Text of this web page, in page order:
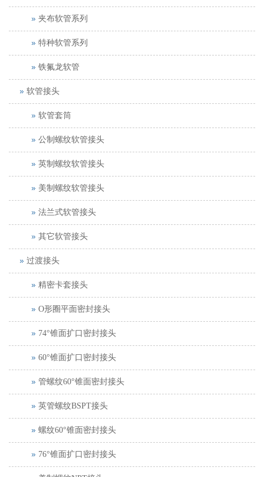
夹布软管系列
特种软管系列
铁氟龙软管
软管接头
软管套筒
公制螺纹软管接头
英制螺纹软管接头
美制螺纹软管接头
法兰式软管接头
其它软管接头
过渡接头
精密卡套接头
O形圈平面密封接头
74°锥面扩口密封接头
60°锥面扩口密封接头
管螺纹60°锥面密封接头
英管螺纹BSPT接头
螺纹60°锥面密封接头
76°锥面扩口密封接头